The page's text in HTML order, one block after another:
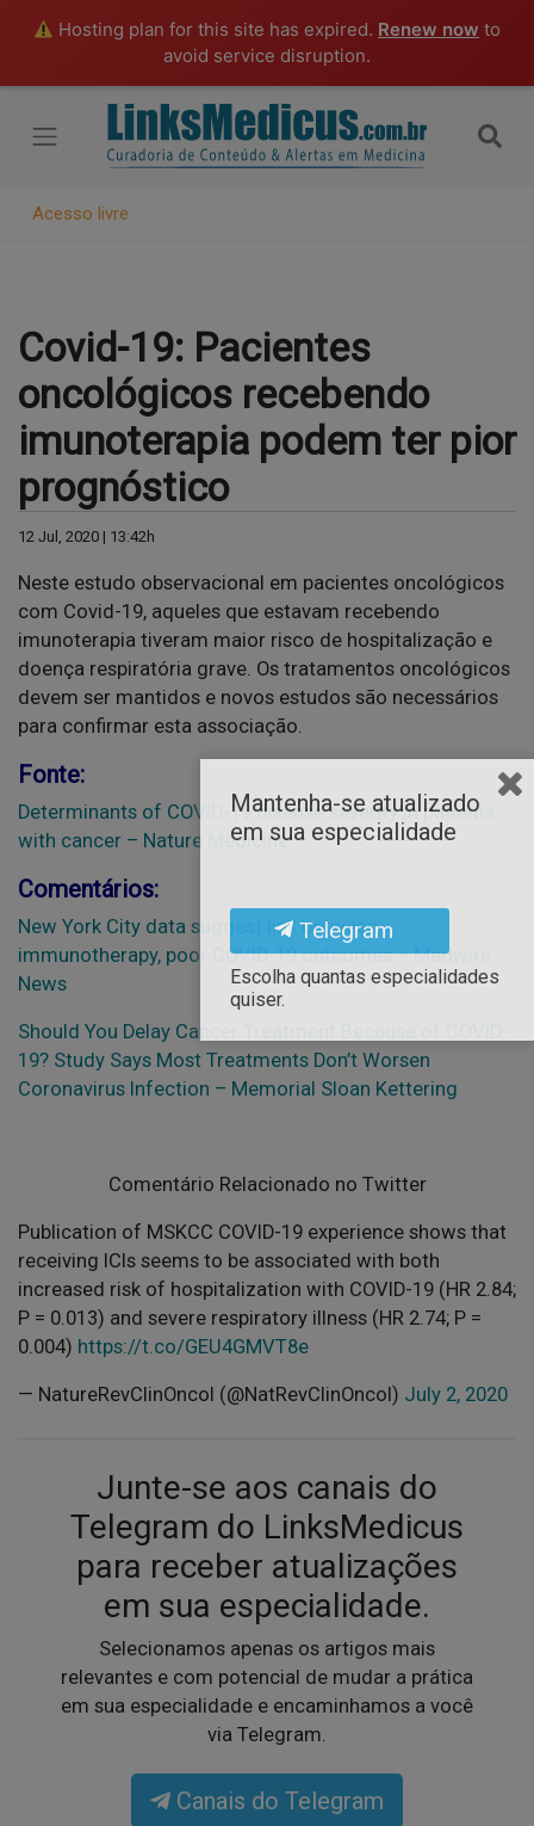
Hosting plan for this site has expired. Renew now to
avoid service disruption.
Acesso livre
Covid-19: Pacientes
oncológicos recebendo
imunoterapia podem ter pior
prognóstico
12 Jul, 2020 | 13:42h
Neste estudo observacional em pacientes oncológicos
com Covid-19, aqueles que estavam recebendo
imunoterapia tiveram maior risco de hospitalização e
doença respiratória grave. Os tratamentos oncológicos
devem ser mantidos e novos estudos são necessários
para confirmar esta associação.
Fonte:
Determinants of COVID-19 disease severity in patients
with cancer – Nature Medicine
Comentários:
New York City data suggest link between
immunotherapy, poor COVID-19 outcomes – Medwire
News
Should You Delay Cancer Treatment Because of COVID-
19? Study Says Most Treatments Don’t Worsen
Coronavirus Infection – Memorial Sloan Kettering
Comentário Relacionado no Twitter
Publication of MSKCC COVID-19 experience shows that
receiving ICIs seems to be associated with both
increased risk of hospitalization with COVID-19 (HR 2.84;
P = 0.013) and severe respiratory illness (HR 2.74; P =
0.004) https://t.co/GEU4GMVT8e
— NatureRevClinOncol (@NatRevClinOncol) July 2, 2020
Junte-se aos canais do
Telegram do LinksMedicus
para receber atualizações
em sua especialidade.
Selecionamos apenas os artigos mais
relevantes e com potencial de mudar a prática
em sua especialidade e encaminhamos a você
via Telegram.
Canais do Telegram
Mantenha-se atualizado
em sua especialidade
Telegram
Escolha quantas especialidades
quiser.